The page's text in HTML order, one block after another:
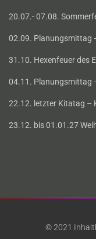
20.07.- 07.08.
02.09. Planungsmittag
31.10. Hexenfeuer des
04.11. Planungsmittag
22.12. letzter Kitatag –
23.12. bis 01.01.27
© 2021